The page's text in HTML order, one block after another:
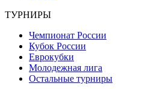
ТУРНИРЫ
Чемпионат России
Кубок России
Еврокубки
Молодежная лига
Остальные турниры